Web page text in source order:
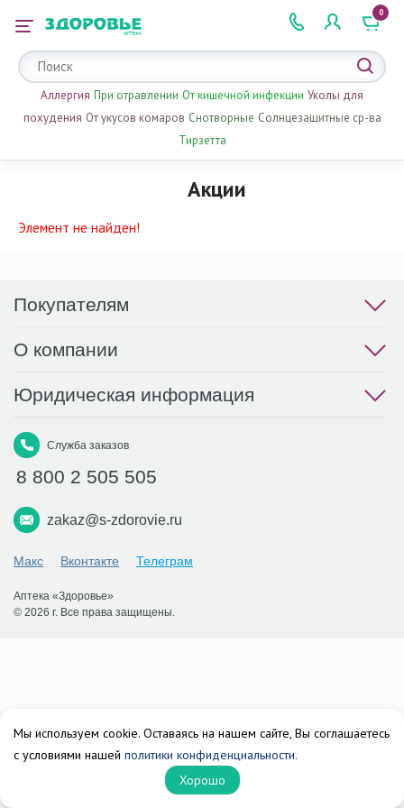
2 505 505
0
Аллергия При отравлении От кишечной инфекции Уколы для
похудения От укусов комаров Снотворные Солнцезащитные ср-ва
Тирзетта
Акции
Элемент не найден!
Покупателям
О компании
Юридическая информация
Служба заказов
8 800 2 505 505
zakaz@s-zdorovie.ru
Макс Вконтакте Телеграм
Аптека «Здоровье»
© 2026 г. Все права защищены.
Мы используем cookie. Оставаясь на нашем сайте, Вы соглашаетесь
с условиями нашей политики конфиденциальности.
Хорошо